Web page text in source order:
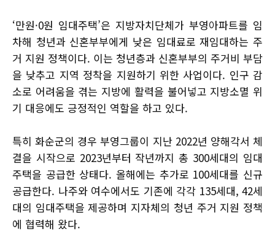
‘만원·0원 임대주택’은 지방자치단체가 부영아파트를 임
차해 청년과 신혼부부에게 낮은 임대료로 재임대하는 주
거 지원 정책이다. 이는 청년층과 신혼부부의 주거비 부담
을 낮추고 지역 정착을 지원하기 위한 사업이다. 인구 감
소로 어려움을 겪는 지방에 활력을 불어넣고 지방소멸 위
기 대응에도 긍정적인 역할을 하고 있다.
특히 화순군의 경우 부영그룹이 지난 2022년 양해각서 체
결을 시작으로 2023년부터 작년까지 총 300세대의 임대
주택을 공급한 상태다. 올해에는 추가로 100세대를 신규
공급한다. 나주와 여수에서도 기존에 각각 135세대, 42세
대의 임대주택을 제공하며 지자체의 청년 주거 지원 정책
에 협력해 왔다.